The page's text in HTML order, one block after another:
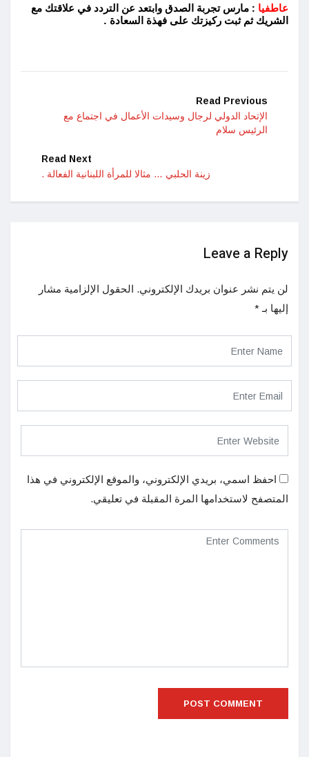
عاطفيا : مارس تجربة الصدق وابتعد عن التردد في علاقتك مع
الشريك ثم ثبت ركيزتك على فهذة السعادة .
Read Previous
الإتحاد الدولي لرجال وسيدات الأعمال في اجتماع مع
الرئيس سلام
Read Next
زينة الحلبي … مثالا للمرأة اللبنانية الفعالة .
Leave a Reply
لن يتم نشر عنوان بريدك الإلكتروني. الحقول الإلزامية مشار
إليها بـ *
احفظ اسمي، بريدي الإلكتروني، والموقع الإلكتروني في هذا
المتصفح لاستخدامها المرة المقبلة في تعليقي.